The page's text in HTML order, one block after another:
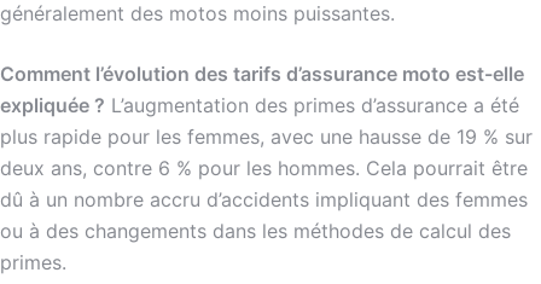
généralement des motos moins puissantes.
Comment l’évolution des tarifs d’assurance moto est-elle
expliquée ? L’augmentation des primes d’assurance a été
plus rapide pour les femmes, avec une hausse de 19 % sur
deux ans, contre 6 % pour les hommes. Cela pourrait être
dû à un nombre accru d’accidents impliquant des femmes
ou à des changements dans les méthodes de calcul des
primes.